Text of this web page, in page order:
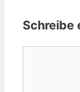
Schreibe